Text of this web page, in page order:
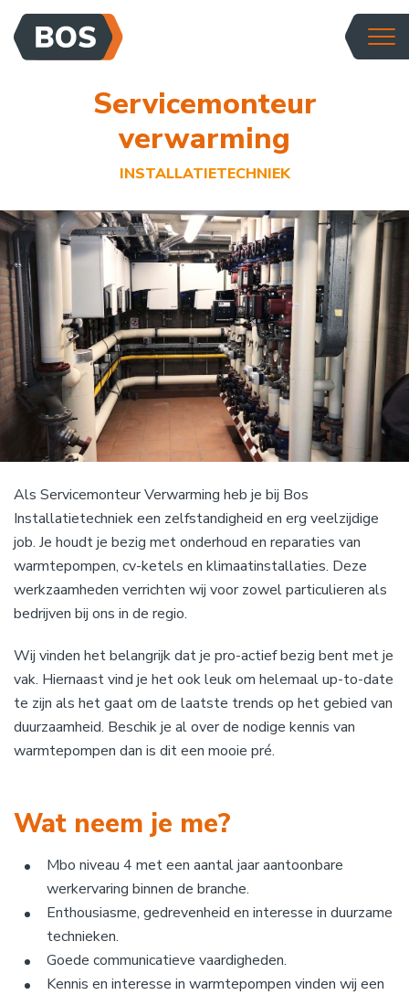
Servicemonteur
verwarming
INSTALLATIETECHNIEK
Als Servicemonteur Verwarming heb je bij Bos
Installatietechniek een zelfstandigheid en erg veelzijdige
job. Je houdt je bezig met onderhoud en reparaties van
warmtepompen, cv-ketels en klimaatinstallaties. Deze
werkzaamheden verrichten wij voor zowel particulieren als
bedrijven bij ons in de regio.
Wij vinden het belangrijk dat je pro-actief bezig bent met je
vak. Hiernaast vind je het ook leuk om helemaal up-to-date
te zijn als het gaat om de laatste trends op het gebied van
duurzaamheid. Beschik je al over de nodige kennis van
warmtepompen dan is dit een mooie pré.
Wat neem je me?
Mbo niveau 4 met een aantal jaar aantoonbare
werkervaring binnen de branche.
Enthousiasme, gedrevenheid en interesse in duurzame
technieken.
Goede communicatieve vaardigheden.
Kennis en interesse in warmtepompen vinden wij een